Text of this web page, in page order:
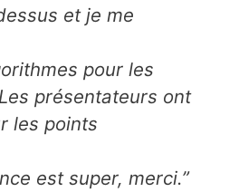
et je me
pour les
présentateurs ont
les points
est super, merci.”